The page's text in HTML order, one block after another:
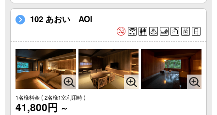
102 あおい AOI
1名様料金( 2名様1室利用時 )
41,800円 ～